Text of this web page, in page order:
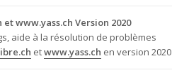
www.yass.ch Version 2020
aide à la résolution de problèmes
etwww.yass.ch en version 2020